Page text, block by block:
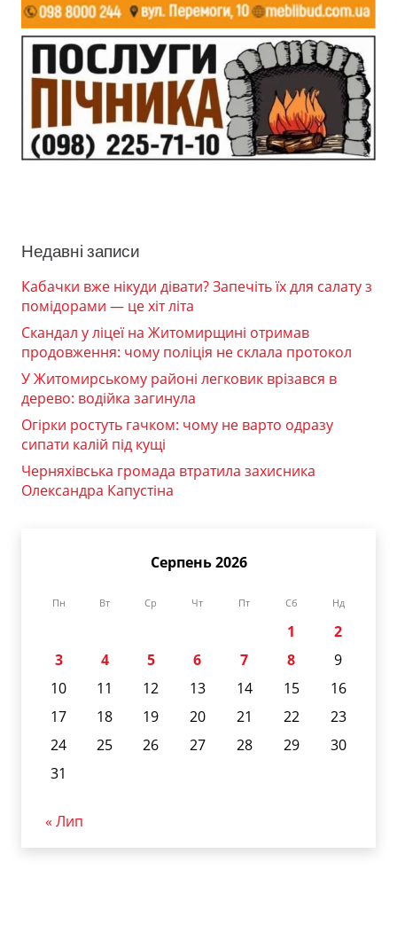
Недавні записи
Кабачки вже нікуди дівати? Запечіть їх для салату з
помідорами — це хіт літа
Скандал у ліцеї на Житомирщині отримав
продовження: чому поліція не склала протокол
У Житомирському районі легковик врізався в
дерево: водійка загинула
Огірки ростуть гачком: чому не варто одразу
сипати калій під кущі
Черняхівська громада втратила захисника
Олександра Капустіна
Серпень 2026
Пн Вт Ср Чт Пт Сб Нд
1
2
3
4 5 6 7 8
9
10
11 12 13 14 15
16
17
18 19 20 21 22
23
24
25 26 27 28 29
30
31
« Лип